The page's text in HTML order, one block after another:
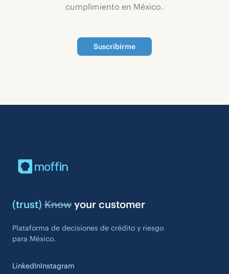
cumplimiento en México.
Suscribirme
(trust) Know your customer
Plataforma de decisiones de crédito y riesgo
para México.
LinkedInInstagram